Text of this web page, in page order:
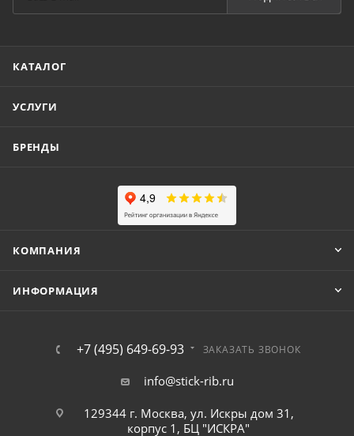
КАТАЛОГ
УСЛУГИ
БРЕНДЫ
КОМПАНИЯ
ИНФОРМАЦИЯ
+7 (495) 649-69-93 ЗАКАЗАТЬ ЗВОНОК
info@stick-rib.ru
129344 г. Москва, ул. Искры дом 31,
корпус 1, БЦ "ИСКРА"